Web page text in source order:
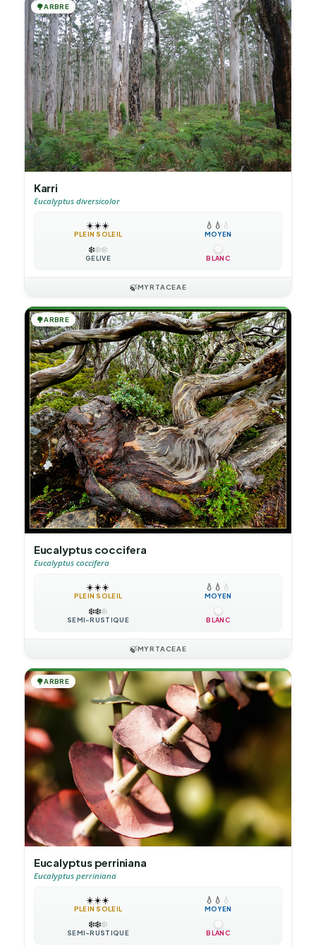
🌳ARBRE
Karri
Eucalyptus diversicolor
☀️☀️☀️
PLEIN SOLEIL
💧 💧 💧
MOYEN
❄️❄️❄️
GÉLIVE BLANC
🍃MYRTACEAE
🌳ARBRE
Eucalyptus coccifera
Eucalyptus coccifera
☀️☀️☀️
PLEIN SOLEIL
💧 💧 💧
MOYEN
❄️❄️❄️
SEMI-RUSTIQUE BLANC
🍃MYRTACEAE
🌳ARBRE
Eucalyptus perriniana
Eucalyptus perriniana
☀️☀️☀️
PLEIN SOLEIL
💧 💧 💧
MOYEN
❄️❄️❄️
SEMI-RUSTIQUE BLANC